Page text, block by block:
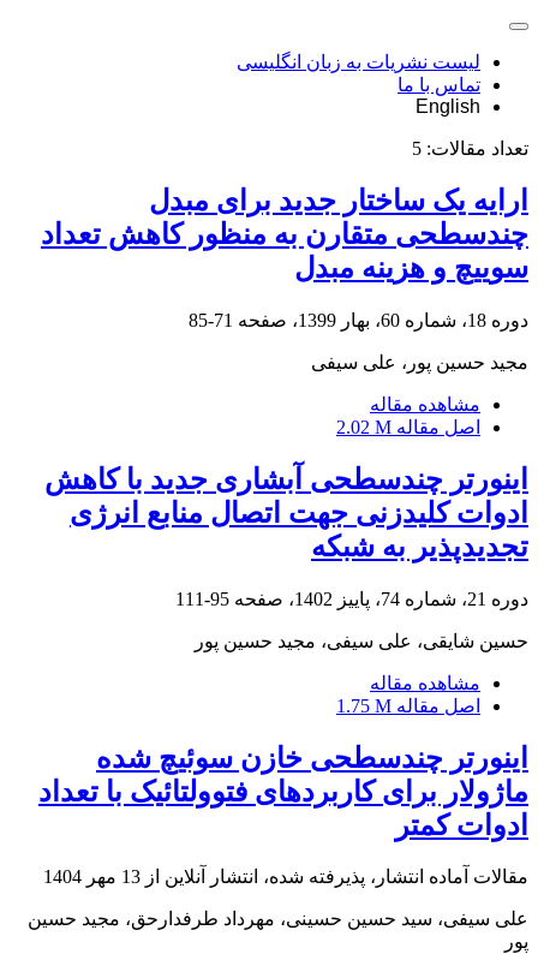
لیست نشریات به زبان انگلیسی
تماس با ما
English
تعداد مقالات: 5
ارایه یک ساختار جدید برای مبدل
چندسطحی متقارن به منظور کاهش تعداد
سوییچ و هزینه مبدل
دوره 18، شماره 60، بهار 1399، صفحه 71-85
مجید حسین پور، علی سیفی
مشاهده مقاله
اصل مقاله 2.02 M
اینورتر چندسطحی آبشاری جدید با کاهش
ادوات کلیدزنی جهت اتصال منابع انرژی
تجدیدپذیر به شبکه
دوره 21، شماره 74، پاییز 1402، صفحه 95-111
حسین شایقی، علی سیفی، مجید حسین پور
مشاهده مقاله
اصل مقاله 1.75 M
اینورتر چندسطحی خازن سوئیچ شده
ماژولار برای کاربردهای فتوولتائیک با تعداد
ادوات کمتر
مقالات آماده انتشار، پذیرفته شده، انتشار آنلاین از 13 مهر 1404
علی سیفی، سید حسین حسینی، مهرداد طرفدارحق، مجید حسین
پور